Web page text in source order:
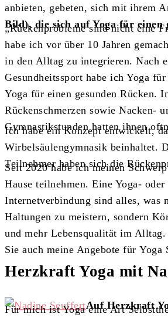
anbieten, gebeten, sich mit ihrem
Bild), die sich auf Yoga für einen
„Rückenprobleme sind nicht eine
habe ich vor über 10 Jahren
in den Alltag zu integrieren. Nach
Gesundheitssport habe ich Yoga
Yoga für einen gesunden Rücken.
Rückenschmerzen sowie Nacken-
Gymnastikstunden hatten ihnen
Ich habe ein Konzept entwickelt,
Wirbelsäulengymnasik beinhaltet.
Teilnehmer haben sich die
Seit 2020 habe ich meinen
Hause teilnehmen. Eine Yoga-
Internetverbindung sind alles, was
Haltungen zu meistern, sondern
und mehr Lebensqualität im
Sie auch meine Angebote für
Herzkraft Yoga mit
Auf Herzkraft
Für mich ist Yoga eine Art